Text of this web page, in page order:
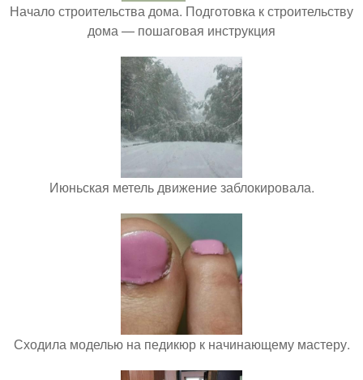
Начало строительства дома. Подготовка к строительству
дома — пошаговая инструкция
Июньская метель движение заблокировала.
Сходила моделью на педикюр к начинающему мастеру.